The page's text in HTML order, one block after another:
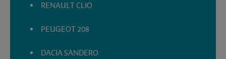
RENAULT CLIO
PEUGEOT 208
DACIA SANDERO